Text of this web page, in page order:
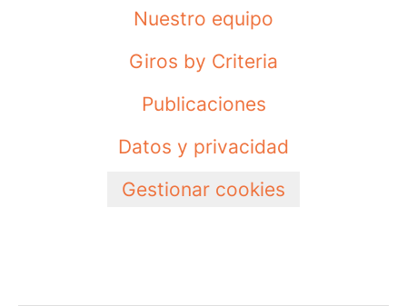
Nuestro equipo
Giros by Criteria
Publicaciones
Datos y privacidad
Gestionar cookies